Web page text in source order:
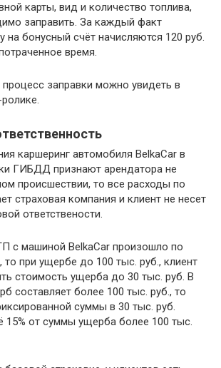
карты, вид и количество топлива,
заправить. За каждый факт
на бонусный счёт начисляются 120 руб.
время.
заправки можно увидеть в
каршеринг автомобиля BelkaCar в
ГИБДД признают арендатора не
происшествии, то все расходы по
страховая компания и клиент не несет
ответствености.
с машиной BelkaCar произошло по
то при ущербе до 100 тыс. руб., клиент
стоимость ущерба до 30 тыс. руб. В
составляет более 100 тыс. руб., то
суммы в 30 тыс. руб.
15% от суммы ущерба более 100 тыс.